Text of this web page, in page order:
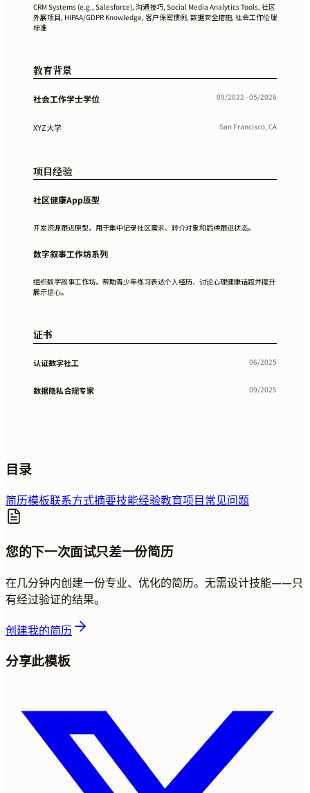
CRM Systems (e.g., Salesforce), 沟通技巧, Social Media Analytics Tools, 社区
外展项目, HIPAA/GDPR Knowledge, 客户保密惯例, 数据安全措施, 社会工作伦理
标准
教育背景
社会工作学士学位 09/2022 - 05/2026
XYZ大学 San Francisco, CA
项目经验
社区健康App原型
开发资源跟进原型，用于集中记录社区需求、转介对象和后续跟进状态。
数字叙事工作坊系列
组织数字故事工作坊，帮助青少年练习表达个人经历、讨论心理健康话题并提升
展示信心。
证书
认证数字社工 06/2025
数据隐私合规专家 09/2025
目录
简历模板联系方式摘要技能经验教育项目常见问题
您的下一次面试只差一份简历
在几分钟内创建一份专业、优化的简历。无需设计技能——只
有经过验证的结果。
创建我的简历
分享此模板